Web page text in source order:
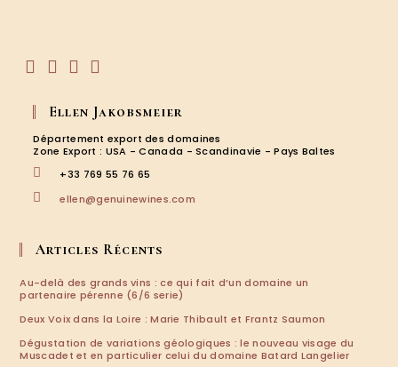
dans
un
nouvel
onglet
un
nouvel
onglet
un
nouvel
onglet
un
nouvel
onglet
Ellen Jakobsmeier
Département export des domaines
Zone Export : USA - Canada - Scandinavie - Pays Baltes
+33 769 55 76 65
ellen@genuinewines.com
Articles Récents
Au-delà des grands vins : ce qui fait d’un domaine un
partenaire pérenne (6/6 serie)
Deux Voix dans la Loire : Marie Thibault et Frantz Saumon
Dégustation de variations géologiques : le nouveau visage du
Muscadet et en particulier celui du domaine Batard Langelier